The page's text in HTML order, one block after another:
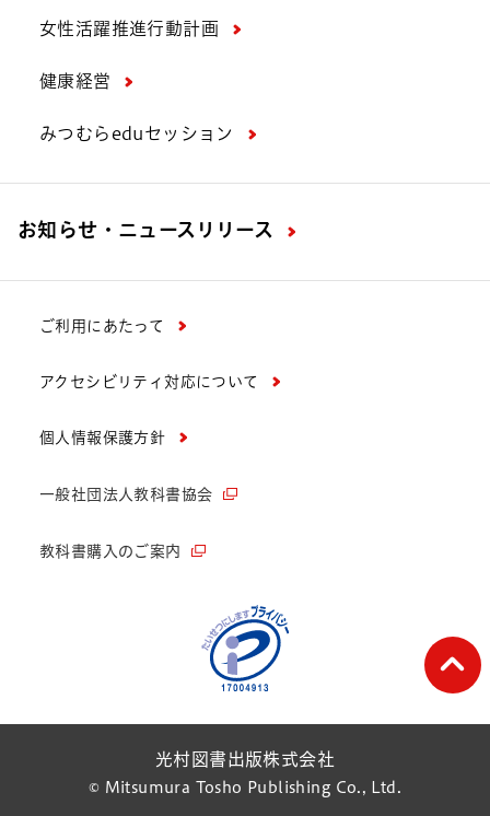
女性活躍推進行動計画
健康経営
みつむらeduセッション
お知らせ・ニュースリリース
ご利用にあたって
アクセシビリティ対応について
個人情報保護方針
一般社団法人教科書協会
教科書購入のご案内
光村図書出版株式会社
© Mitsumura Tosho Publishing Co., Ltd.
ペ